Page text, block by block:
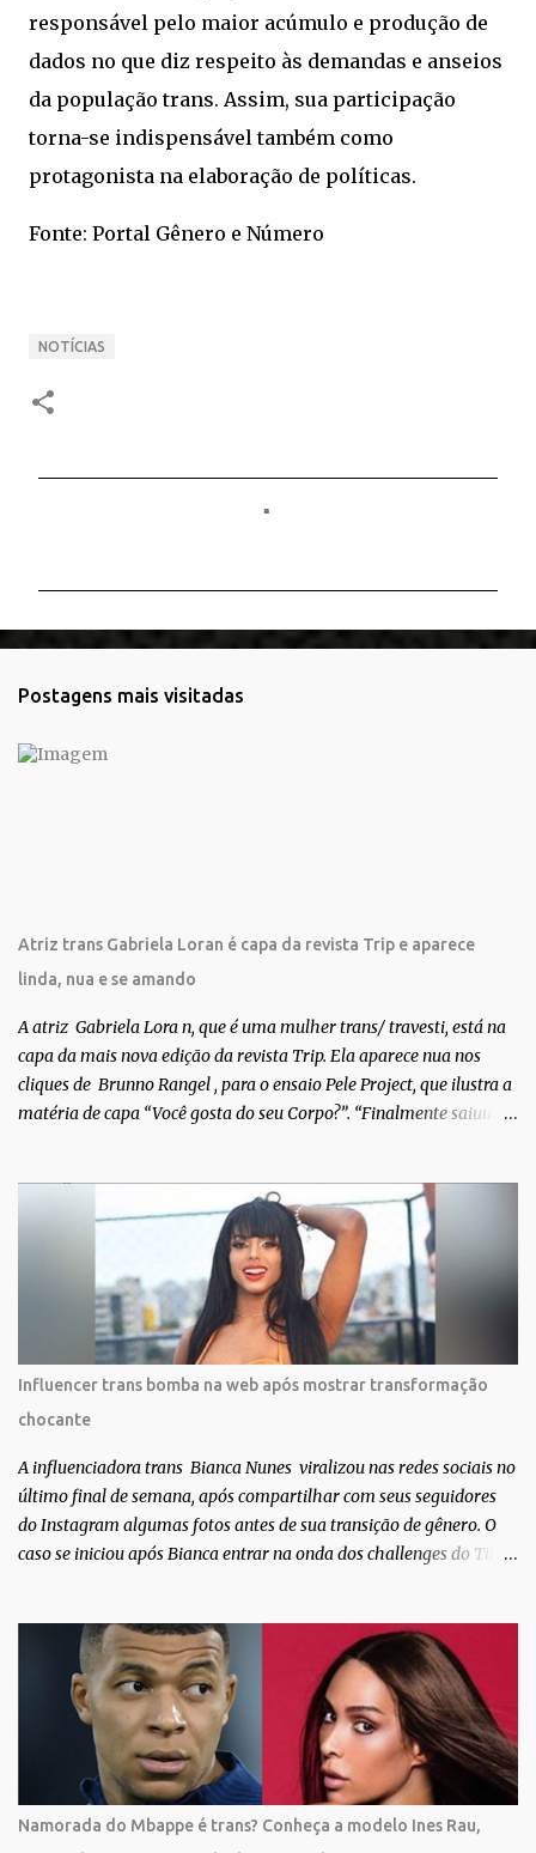
responsável pelo maior acúmulo e produção de
dados no que diz respeito às demandas e anseios
da população trans. Assim, sua participação
torna-se indispensável também como
protagonista na elaboração de políticas.
Fonte: Portal Gênero e Número
NOTÍCIAS
n
r
Postagens mais visitadas
Atriz trans Gabriela Loran é capa da revista Trip e aparece
linda, nua e se amando
A atriz Gabriela Lora n, que é uma mulher trans/ travesti, está na
capa da mais nova edição da revista Trip. Ela aparece nua nos
cliques de Brunno Rangel , para o ensaio Pele Project, que ilustra a
matéria de capa “Você gosta do seu Corpo?”. “Finalmente saiuuu!!!
convidarem para esse projeto incrível, que fala acima de tudo
sobre amor. Todo carinho do mundo para a Dri da Trip que foi a
ponte disso tudo”, escreveu Gabriela. Gabriela classificou a capa
como linda e a matéria que envolvem 180 histórias (e corpos nus)
de gente que se apaixonou pela própria pele – como
extraordinária. O Pele Projetc tem como objetivo fotografar e
expor uma diversidade de corpos nus, ressaltando a beleza das
especificidades físicas. A atriz se tornou nacionalmente conhecida
após fazer uma participação especial na novela teen Malhação, da
TV Globo. Na trama, ela inte...
Influencer trans bomba na web após mostrar transformação
chocante
A influenciadora trans Bianca Nunes viralizou nas redes sociais no
último final de semana, após compartilhar com seus seguidores
do Instagram algumas fotos antes de sua transição de gênero. O
caso se iniciou após Bianca entrar na onda dos challenges do Tik
Bianca aparece ainda muito jovem e usando roupas masculinas,
após algumas fotos diferentes, ela finalmente aparece usando um
biquíni fio dental, com cabelo longo e seios. Através do Instagram,
a morena desabafou como foi passar um período da sua vida no
exército brasileiro. Segundo Bianca, ela apenas se alistou como
uma forma de provar que sua identidade de gênero não seria algo
passageiro. “Me alistei no exército porque eu sempre ouvia muito;
‘bota no exército para ver se vira homem’, ‘ah, esse aí não vai
Namorada do Mbappe é trans? Conheça a modelo Ines Rau,